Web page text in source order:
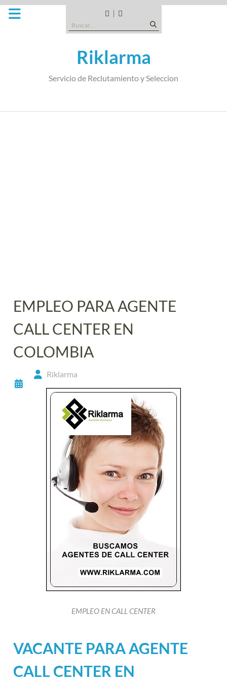
Saltar
CANDIDATOS
TIPO
EMPRESA
SOMOS
Buscar:
Riklarma
Servicio de Reclutamiento y Seleccion
EMPLEO PARA AGENTE
CALL CENTER EN
COLOMBIA
Riklarma
EMPLEO EN CALL CENTER
VACANTE PARA AGENTE
CALL CENTER EN